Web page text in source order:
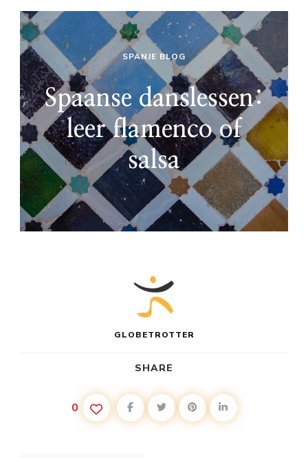
SPANJE BLOG
Spaanse danslessen:
leer flamenco of
salsa
GLOBETROTTER
SHARE
0